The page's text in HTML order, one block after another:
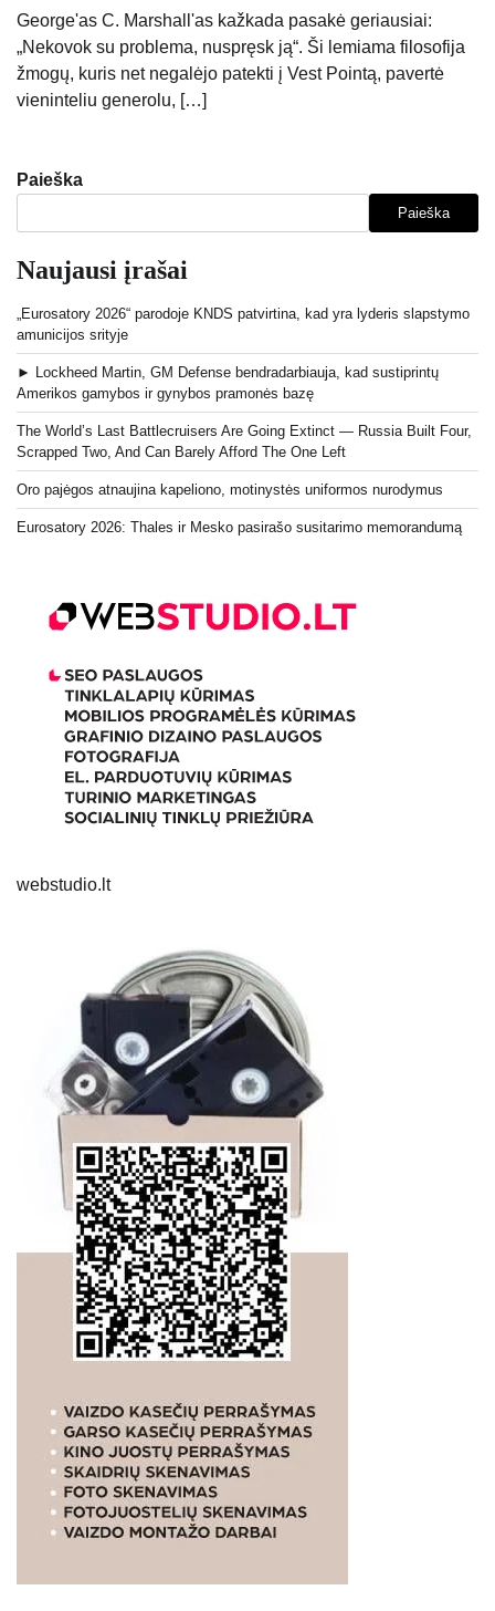
George'as C. Marshall'as kažkada pasakė geriausiai:
„Nekovok su problema, nuspręsk ją“. Ši lemiama filosofija
žmogų, kuris net negalėjo patekti į Vest Pointą, pavertė
vieninteliu generolu, […]
Paieška
Paieška
Naujausi įrašai
„Eurosatory 2026“ parodoje KNDS patvirtina, kad yra lyderis slapstymo
amunicijos srityje
► Lockheed Martin, GM Defense bendradarbiauja, kad sustiprintų
Amerikos gamybos ir gynybos pramonės bazę
The World’s Last Battlecruisers Are Going Extinct — Russia Built Four,
Scrapped Two, And Can Barely Afford The One Left
Oro pajėgos atnaujina kapeliono, motinystės uniformos nurodymus
Eurosatory 2026: Thales ir Mesko pasirašo susitarimo memorandumą
webstudio.lt